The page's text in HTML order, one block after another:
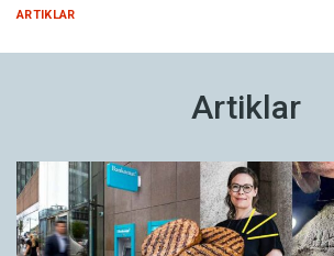
ARTIKLAR
Artiklar